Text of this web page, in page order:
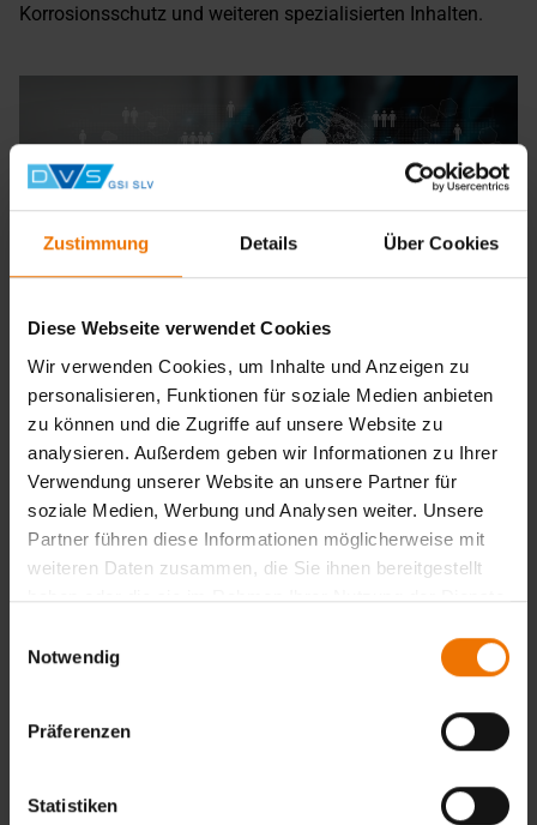
Zustimmung Details Über Cookies
Diese Webseite verwendet Cookies
Wir verwenden Cookies, um Inhalte und Anzeigen zu
personalisieren, Funktionen für soziale Medien anbieten
zu können und die Zugriffe auf unsere Website zu
analysieren. Außerdem geben wir Informationen zu Ihrer
Verwendung unserer Website an unsere Partner für
soziale Medien, Werbung und Analysen weiter. Unsere
Partner führen diese Informationen möglicherweise mit
weiteren Daten zusammen, die Sie ihnen bereitgestellt
haben oder die sie im Rahmen Ihrer Nutzung der Dienste
Notwendig
Präferenzen
Statistiken
Korrosionsschutz und weiteren spezialisierten Inhalten.
Unsere Nachhaltigkeitsstrategie wird in alle
Unternehmensstandards und -prozesse eingegliedert
und konzernweit umgesetzt. Dabei legen wir
besonderen Wert auf Compliance, Integrität und
ethisches Verhalten. Anliegen und Sorgen unserer
Mitarbeiter werden ernst genommen. Hinweise auf
Risiken und Kritik – sowohl intern als auch extern –
nutzen wir als wertvolle Chancen. Die GSI lebt eine
Lernmöglichkeiten betrachtet und die Ursachen gezielt
angegangen werden. So trägt Compliance wesentlich
unseres Unternehmens bei.
Transparenz & Berichterstattung